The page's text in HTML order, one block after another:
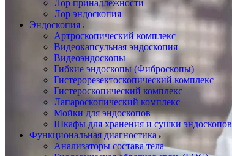
Лор принадлежности
Лор эндоскопия
Эндоскопия
Артроскопический комплекс
Видеокапсульная эндоскопия
Видеоэндоскопы
Гибкие эндоскопы (Фиброcкопы)
Гистерорезектоскопический комплекс
Гистероскопический комплекс
Лапароскопический комплекс
Мойки для эндоскопов
Шкафы для хранения и сушки эндоскопов
Функциональная диагностика
Анализаторы состава тела